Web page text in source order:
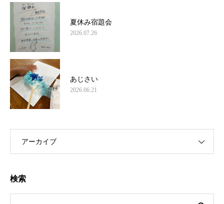
夏休み宿題会
2026.07.26
あじさい
2026.06.21
アーカイブ
検索